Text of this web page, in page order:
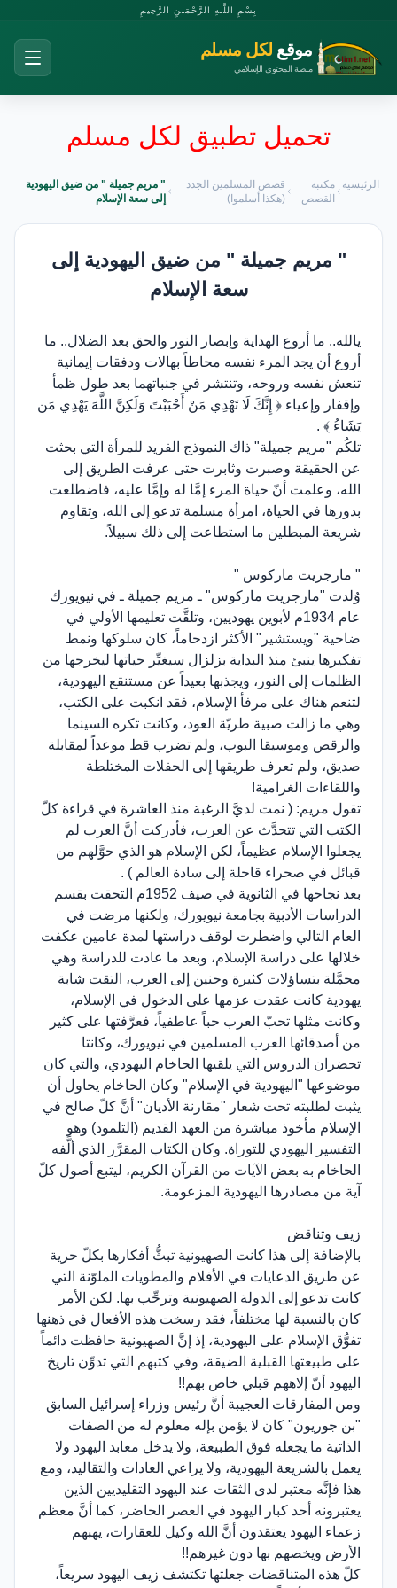
بِسْمِ اللَّـهِ الرَّحْمَـٰنِ الرَّحِيمِ
موقع لكل مسلم
منصة المحتوى الإسلامي
تحميل تطبيق لكل مسلم
الرئيسية
مكتبة
القصص
قصص المسلمين الجدد
(هكذا أسلموا)
" مريم جميلة " من ضيق اليهودية
إلى سعة الإسلام
" مريم جميلة " من ضيق اليهودية إلى
سعة الإسلام
يالله.. ما أروع الهداية وإبصار النور والحق بعد الضلال.. ما
أروع أن يجد المرء نفسه محاطاً بهالات ودفقات إيمانية
تنعش نفسه وروحه، وتنتشر في جنباتهما بعد طول ظمأ
وإقفار وإعياء ﴿ إِنَّكَ لَا تَهْدِي مَنْ أَحْبَبْتَ وَلَكِنَّ اللَّهَ يَهْدِي مَن
يَشَاءُ ﴾ .
تلكُم "مريم جميلة" ذاك النموذج الفريد للمرأة التي بحثت
عن الحقيقة وصبرت وثابرت حتى عرفت الطريق إلى
الله، وعلمت أنّ حياة المرء إمَّا له وإمَّا عليه، فاضطلعت
بدورها في الحياة، امرأة مسلمة تدعو إلى الله، وتقاوم
شريعة المبطلين ما استطاعت إلى ذلك سبيلاً.
" مارجريت ماركوس "
وُلدت "مارجريت ماركوس" ـ مريم جميلة ـ في نيويورك
عام 1934م لأبوين يهوديين، وتلقَّت تعليمها الأولي في
ضاحية "ويستشير" الأكثر ازدحاماً، كان سلوكها ونمط
تفكيرها ينبئ منذ البداية بزلزال سيغيِّر حياتها ليخرجها من
الظلمات إلى النور، ويجذبها بعيداً عن مستنقع اليهودية،
لتنعم هناك على مرفأ الإسلام، فقد انكبت على الكتب،
وهي ما زالت صبية طريّة العود، وكانت تكره السينما
والرقص وموسيقا البوب، ولم تضرب قط موعداً لمقابلة
صديق، ولم تعرف طريقها إلى الحفلات المختلطة
واللقاءات الغرامية!
تقول مريم: ( نمت لديَّ الرغبة منذ العاشرة في قراءة كلّ
الكتب التي تتحدَّث عن العرب، فأدركت أنَّ العرب لم
يجعلوا الإسلام عظيماً، لكن الإسلام هو الذي حوَّلهم من
قبائل في صحراء قاحلة إلى سادة العالم ) .
بعد نجاحها في الثانوية في صيف 1952م التحقت بقسم
الدراسات الأدبية بجامعة نيويورك، ولكنها مرضت في
العام التالي واضطرت لوقف دراستها لمدة عامين عكفت
خلالها على دراسة الإسلام، وبعد ما عادت للدراسة وهي
محمَّلة بتساؤلات كثيرة وحنين إلى العرب، التقت شابة
يهودية كانت عقدت عزمها على الدخول في الإسلام،
وكانت مثلها تحبّ العرب حباً عاطفياً، فعرَّفتها على كثير
من أصدقائها العرب المسلمين في نيويورك، وكانتا
تحضران الدروس التي يلقيها الحاخام اليهودي، والتي كان
موضوعها "اليهودية في الإسلام" وكان الحاخام يحاول أن
يثبت لطلبته تحت شعار "مقارنة الأديان" أنَّ كلّ صالح في
الإسلام مأخوذ مباشرة من العهد القديم (التلمود) وهو
التفسير اليهودي للتوراة. وكان الكتاب المقرَّر الذي ألَّفه
الحاخام به بعض الآيات من القرآن الكريم، ليتبع أصول كلّ
آية من مصادرها اليهودية المزعومة.
زيف وتناقض
بالإضافة إلى هذا كانت الصهيونية تبثُّ أفكارها بكلّ حرية
عن طريق الدعايات في الأفلام والمطويات الملوّنة التي
كانت تدعو إلى الدولة الصهيونية وترحِّب بها. لكن الأمر
كان بالنسبة لها مختلفاً، فقد رسخت هذه الأفعال في ذهنها
تفوُّق الإسلام على اليهودية، إذ إنَّ الصهيونية حافظت دائماً
على طبيعتها القبلية الضيقة، وفي كتبهم التي تدوِّن تاريخ
اليهود أنّ إلاههم قبلي خاص بهم!!
ومن المفارقات العجيبة أنَّ رئيس وزراء إسرائيل السابق
"بن جوريون" كان لا يؤمن بإله معلوم له من الصفات
الذاتية ما يجعله فوق الطبيعة، ولا يدخل معابد اليهود ولا
يعمل بالشريعة اليهودية، ولا يراعي العادات والتقاليد، ومع
هذا فإنَّه معتبر لدى الثقات عند اليهود التقليديين الذين
يعتبرونه أحد كبار اليهود في العصر الحاضر، كما أنَّ معظم
زعماء اليهود يعتقدون أنَّ الله وكيل للعقارات، يهبهم
الأرض ويخصهم بها دون غيرهم!!
كلّ هذه المتناقضات جعلتها تكتشف زيف اليهود سريعاً،